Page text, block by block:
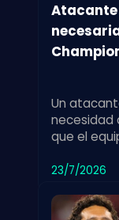
Atacante
Un
necesidad
que el
del torneo.
23/7/2026